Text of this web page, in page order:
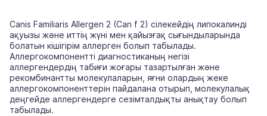
Canis Familiaris Allergen 2 (Can f 2) сілекейдің липокалинді
ақуызы және иттің жүні мен қайызғақ сығындыларында
болатын кішігірім аллерген болып табылады.
Аллергокомпонентті диагностиканың негізі
аллергендердің табиғи жоғары тазартылған және
рекомбинантты молекулаларын, яғни олардың жеке
аллергокомпоненттерін пайдалана отырып, молекулалық
деңгейде аллергендерге сезімталдықты анықтау болып
табылады.